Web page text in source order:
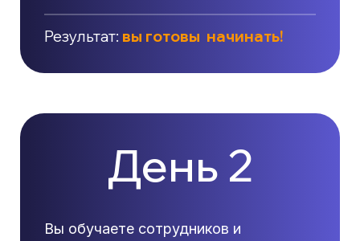
Результат: вы готовы начинать!
День 2
Вы обучаете сотрудников и